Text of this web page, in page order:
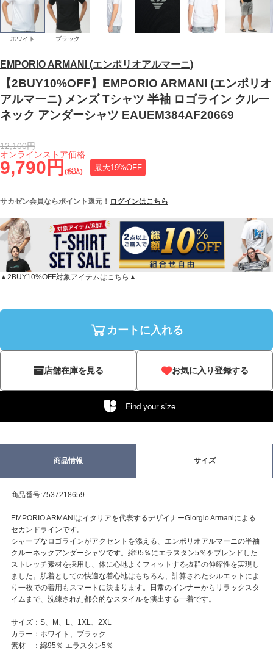
EMPORIO ARMANI (エンポリオアルマーニ)
【2BUY10%OFF】EMPORIO ARMANI (エンポリオ
アルマーニ) メンズ Tシャツ 半袖 ロゴライン クルー
ネック アンダーシャツ EAUEM384AF20669
9,790円 (税込) 最大19%OFF
オンラインストア価格
12,100円
サカゼン会員ならポイント還元！ ログインはこちら
▲2BUY10%OFF対象アイテムはこちら▲
カートに入れる
店舗在庫を見る お気に入り登録する
Find your size
ホワイト ブラック
商品情報 サイズ
商品番号:7537218659
EMPORIO ARMANIはイタリアを代表するデザイナーGiorgio Armaniによる
セカンドラインです。
シャープなロゴラインがアクセントを添える、エンポリオアルマーニの半袖
クルーネックアンダーシャツです。綿95％にエラスタン5％をブレンドした
ストレッチ素材を採用し、体に心地よくフィットする抜群の伸縮性を実現し
ました。肌着としての快適な着心地はもちろん、計算されたシルエットによ
り一枚での着用もスマートに決まります。日常のインナーからリラックスタ
イムまで、洗練された都会的なスタイルを演出する一着です。
サイズ：S、M、L、1XL、2XL
カラー：ホワイト、ブラック
素材 ：綿95％ エラスタン5％